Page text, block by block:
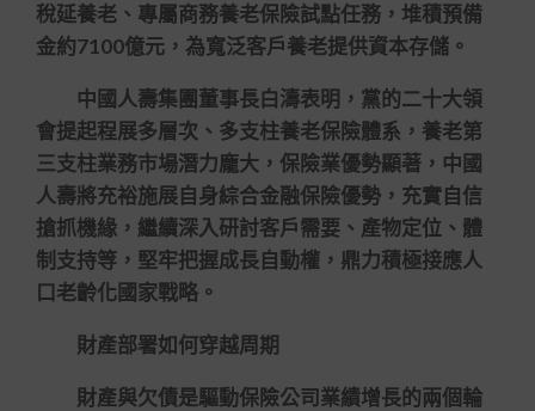
稅延養老、專屬商務養老保險試點任務，堆積預備
金約7100億元，為寬泛客戶養老提供資本存儲。
中國人壽集團董事長白濤表明，黨的二十大領
會提起程展多層次、多支柱養老保險體系，養老第
三支柱業務市場潛力龐大，保險業優勢顯著，中國
人壽將充裕施展自身綜合金融保險優勢，充實自信
搶抓機緣，繼續深入研討客戶需要、產物定位、體
制支持等，堅牢把握成長自動權，鼎力積極接應人
口老齡化國家戰略。
財產部署如何穿越周期
財產與欠債是驅動保險公司業績增長的兩個輪